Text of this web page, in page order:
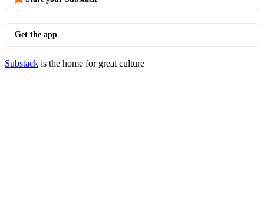
Get the app
Substack is the home for great culture